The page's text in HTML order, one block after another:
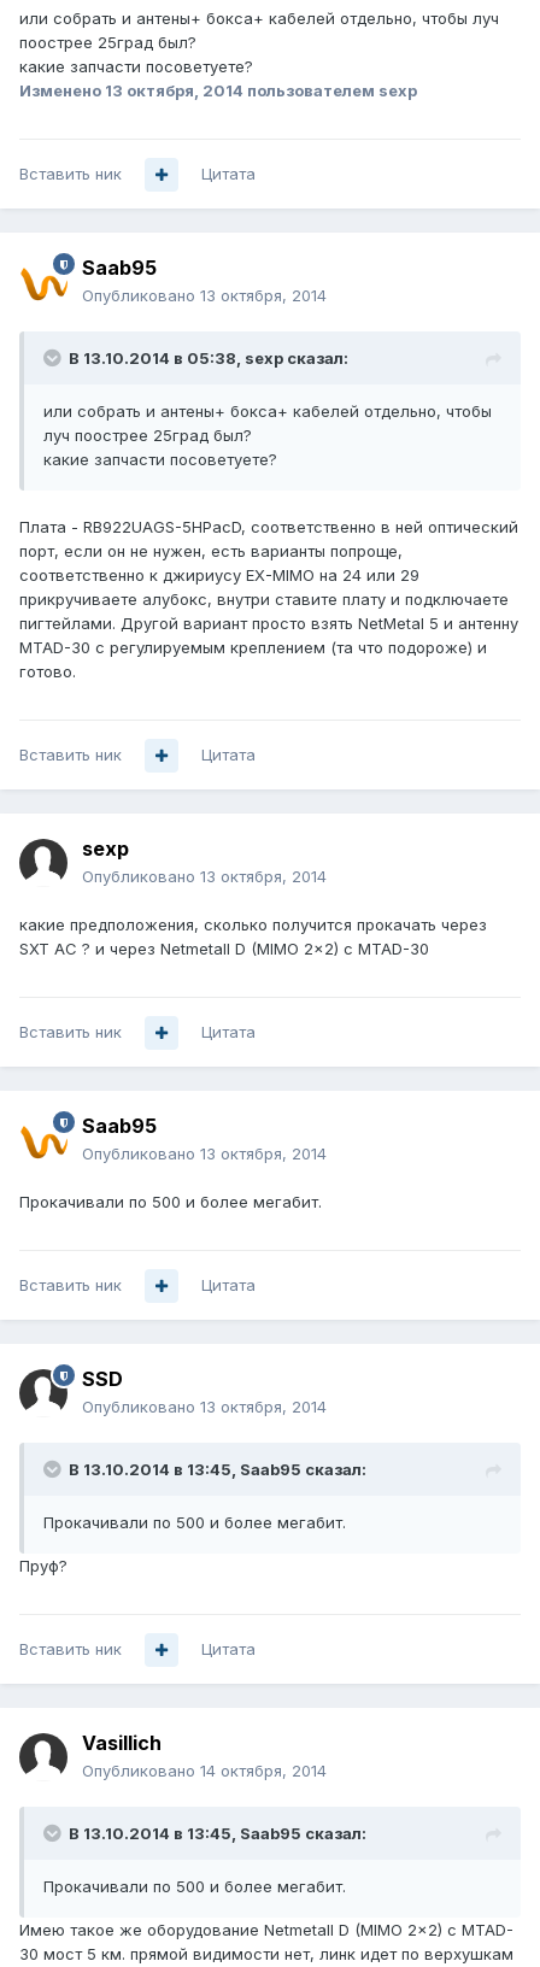
или собрать и антены+ бокса+ кабелей отдельно, чтобы луч
поострее 25град был?
какие запчасти посоветуете?
Изменено 13 октября, 2014 пользователем sexp
Вставить ник Цитата
Saab95
Опубликовано 13 октября, 2014
В 13.10.2014 в 05:38, sexp сказал:
или собрать и антены+ бокса+ кабелей отдельно, чтобы
луч поострее 25град был?
какие запчасти посоветуете?
Плата - RB922UAGS-5HPacD, соответственно в ней оптический
порт, если он не нужен, есть варианты попроще,
соответственно к джириусу EX-MIMO на 24 или 29
прикручиваете алубокс, внутри ставите плату и подключаете
пигтейлами. Другой вариант просто взять NetMetal 5 и антенну
MTAD-30 с регулируемым креплением (та что подороже) и
готово.
Вставить ник Цитата
sexp
Опубликовано 13 октября, 2014
какие предположения, сколько получится прокачать через
SXT AC ? и через Netmetall D (MIMO 2x2) с MTAD-30
Вставить ник Цитата
Saab95
Опубликовано 13 октября, 2014
Прокачивали по 500 и более мегабит.
Вставить ник Цитата
SSD
Опубликовано 13 октября, 2014
В 13.10.2014 в 13:45, Saab95 сказал:
Прокачивали по 500 и более мегабит.
Пруф?
Вставить ник Цитата
Vasillich
Опубликовано 14 октября, 2014
В 13.10.2014 в 13:45, Saab95 сказал:
Прокачивали по 500 и более мегабит.
Имею такое же оборудование Netmetall D (MIMO 2x2) с MTAD-
30 мост 5 км. прямой видимости нет, линк идет по верхушкам